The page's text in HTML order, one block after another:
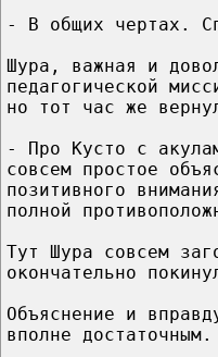
- В общих чертах.
Шура, важная и
педагогической
но тот час же
- Про Кусто с
совсем простое
позитивного
полной
Тут Шура совсем
окончательно
Объяснение и
вполне достаточным.